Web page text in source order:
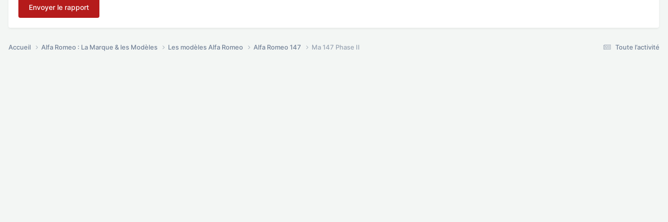
Envoyer le rapport
Toute l’activité
Accueil Alfa Romeo : La Marque & les Modèles Les modèles Alfa Romeo Alfa Romeo 147 Ma 147 Phase II